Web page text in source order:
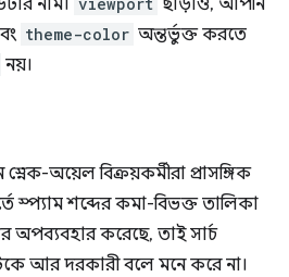
নাম।
ছাড়াও, আপনি
theme-color অন্তর্ভুক্ত করতে
নয়।
স্নেক-অয়েল বিক্রয়কর্মীরা প্রাসঙ্গিক
স্প্যাম শব্দের কমা-বিভক্ত তালিকা
অপব্যবহার করেছে, তাই সার্চ
আর দরকারী বলে মনে করে না।